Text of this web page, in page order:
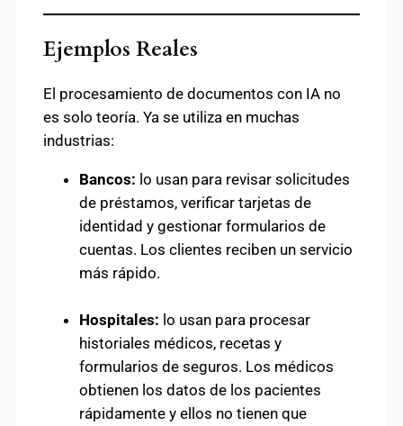
Ejemplos Reales
El procesamiento de documentos con IA no
es solo teoría. Ya se utiliza en muchas
industrias:
Bancos: lo usan para revisar solicitudes
de préstamos, verificar tarjetas de
identidad y gestionar formularios de
cuentas. Los clientes reciben un servicio
más rápido.
Hospitales: lo usan para procesar
historiales médicos, recetas y
formularios de seguros. Los médicos
obtienen los datos de los pacientes
rápidamente y ellos no tienen que